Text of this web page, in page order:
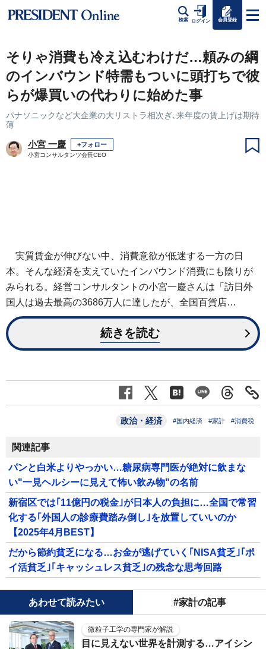
検索 ログイン 会員登録
そりゃ消費も冷え込むわけだ…頼みの綱
のインバウンド特需もついに頭打ちで彼
らが爆買いの代わりに始めた事
パナソニックなど大企業の大リストラ相次ぎ､来年度の賃上げは期待
薄
小宮 一慶 +フォロー
小宮コンサルタンツ会長CEO
実質賃金が伸びない中、消費意欲が低迷する一方の日
本。そんな経済を支えていたインバウンド消費にも陰りが
みられる。経営コンサルタントの小宮一慶さんは「訪日外
国人は過去最高の3686万人に達したが、全国百貨店…
続きを読む
政治・経済 #国内経済 #家計 #消費税
関連記事
パンと白米よりやっかい…糖尿病専門医が絶対に飲まな
い"一見ヘルシーに見えて怖い飲み物"の名前
新宿区では｢11億円の税金｣が日本人の負担に…全国で常習
化する｢外国人の診療費踏み倒し｣を放置していいのか
【2025年4月BEST】
だから節約貧乏になる…お金が逃げていく｢NISA貧乏｣｢ポ
イ活貧乏｣｢キャッシュレス貧乏｣の残念な思考回路
あわせて読みたい #家計の記事
微粒子工学の専門家が解説
目に見えない世界を計測する…アイシン